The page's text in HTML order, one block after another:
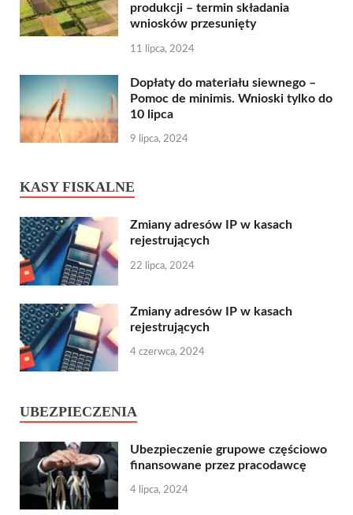
produkcji – termin składania
wniosków przesunięty
11 lipca, 2024
Dopłaty do materiału siewnego –
Pomoc de minimis. Wnioski tylko do
10 lipca
9 lipca, 2024
KASY FISKALNE
Zmiany adresów IP w kasach
rejestrujących
22 lipca, 2024
Zmiany adresów IP w kasach
rejestrujących
4 czerwca, 2024
UBEZPIECZENIA
Ubezpieczenie grupowe częściowo
finansowane przez pracodawcę
4 lipca, 2024